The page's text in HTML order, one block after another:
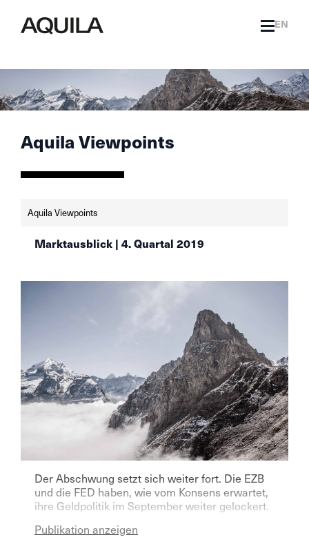
EN
Aquila Viewpoints
Aquila Viewpoints
Marktausblick | 4. Quartal 2019
Der Abschwung setzt sich weiter fort. Die EZB
und die FED haben, wie vom Konsens erwartet,
ihre Geldpolitik im September weiter gelockert.
Publikation anzeigen